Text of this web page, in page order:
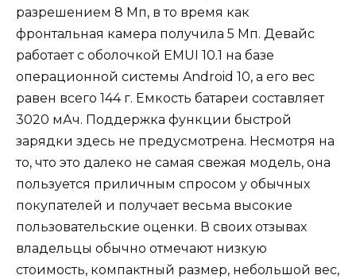
разрешением 8 Мп, в то время как
фронтальная камера получила 5 Мп. Девайс
работает с оболочкой EMUI 10.1 на базе
операционной системы Android 10, а его вес
равен всего 144 г. Емкость батареи составляет
3020 мАч. Поддержка функции быстрой
зарядки здесь не предусмотрена. Несмотря на
то, что это далеко не самая свежая модель, она
пользуется приличным спросом у обычных
покупателей и получает весьма высокие
пользовательские оценки. В своих отзывах
владельцы обычно отмечают низкую
стоимость, компактный размер, небольшой вес,